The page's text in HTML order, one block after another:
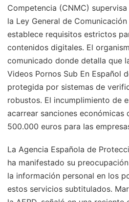
Competencia (CNMC)
la Ley General de
establece requisitos estrictos
contenidos digitales. El
comunicado donde detalla que
Videos Pornos Sub En Español
protegida por sistemas de
robustos. El incumplimiento de
acarrear sanciones económicas
500.000 euros para las
La Agencia Española de
ha manifestado su
la información personal en los
estos servicios subtitulados.